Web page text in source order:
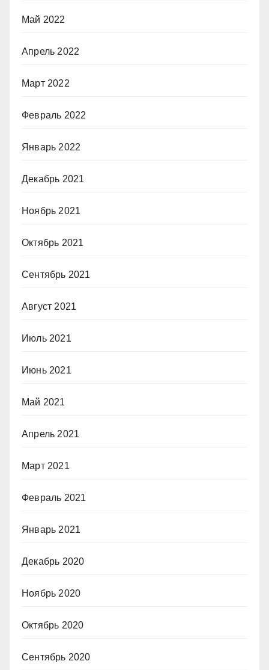
Май 2022
Апрель 2022
Март 2022
Февраль 2022
Январь 2022
Декабрь 2021
Ноябрь 2021
Октябрь 2021
Сентябрь 2021
Август 2021
Июль 2021
Июнь 2021
Май 2021
Апрель 2021
Март 2021
Февраль 2021
Январь 2021
Декабрь 2020
Ноябрь 2020
Октябрь 2020
Сентябрь 2020